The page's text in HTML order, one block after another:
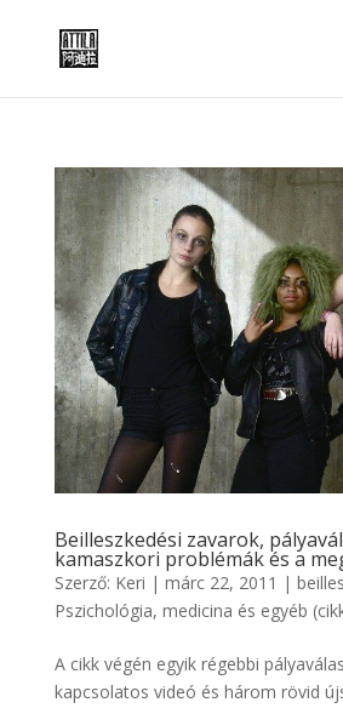
Beilleszkedési zavarok,
kamaszkori problémák és a
Szerző: Keri | márc 22, 2011 |
Pszichológia, medicina és egyéb
A cikk végén egyik régebbi
kapcsolatos videó és három rövid